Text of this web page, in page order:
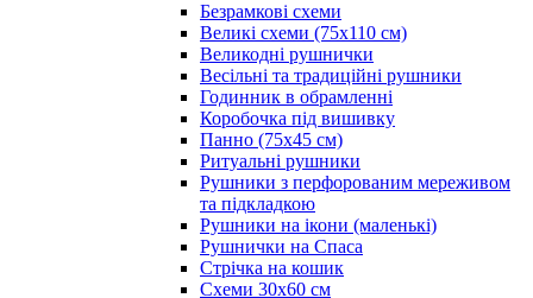
Безрамкові схеми
Великі схеми (75х110 см)
Великодні рушнички
Весільні та традиційні рушники
Годинник в обрамленні
Коробочка під вишивку
Панно (75х45 см)
Ритуальні рушники
Рушники з перфорованим мереживом
та підкладкою
Рушники на ікони (маленькі)
Рушнички на Спаса
Стрічка на кошик
Схеми 30х60 см